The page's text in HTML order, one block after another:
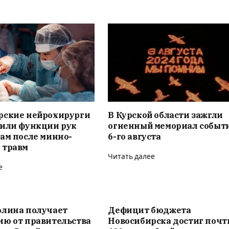
нейрохирурги
функции рук
после минно-
В Курской области зажгли
огненный мемориал
6-го августа
Читать далее
получает
от правительства
Дефицит бюджета
Новосибирска достиг